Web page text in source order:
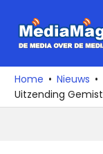
naar
media
over
de
Home Nieuws
Uitzending Gemist